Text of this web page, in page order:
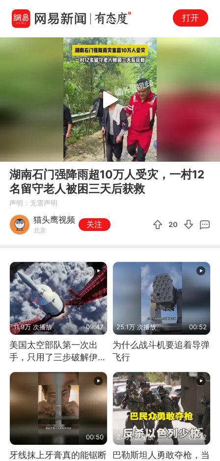
打开
00:00
Play
湖南石门强降雨超10万人受灾，一村12
名留守老人被困三天后获救
声明：无需声明
猫头鹰视频
北京
关注 20
11.9万 次播放 09:47
美国太空部队第一次出
手，只用了三步破解伊朗
25.1万 次播放 00:52
为什么战斗机要追着导弹
飞行
00:50
牙线抹上牙膏真的能锯断
2.4万 次播放 02:32
巴勒斯坦人勇敢夺枪，当